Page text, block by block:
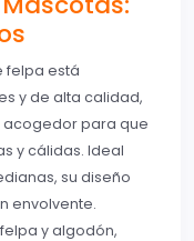
felpa está
y de alta calidad,
para que
y cálidas. Ideal
su diseño
envolvente.
y algodón,